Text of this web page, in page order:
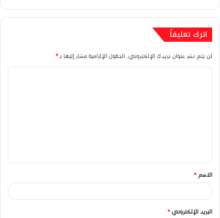
اترك تعليقاً
لن يتم نشر عنوان بريدك الإلكتروني. الحقول الإلزامية مشار إليها بـ*
ق
*
الاسم *
البريد الإلكتروني *